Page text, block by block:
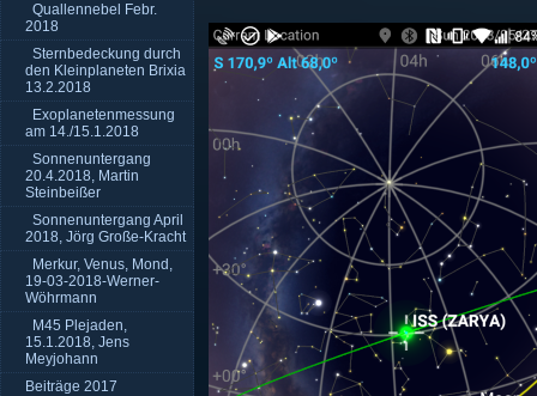
Quallennebel Febr.
2018
Sternbedeckung durch
den Kleinplaneten Brixia
13.2.2018
Exoplanetenmessung
am 14./15.1.2018
Sonnenuntergang
20.4.2018, Martin
Steinbeißer
Sonnenuntergang April
2018, Jörg Große-Kracht
Merkur, Venus, Mond,
19-03-2018-Werner-
Wöhrmann
M45 Plejaden,
15.1.2018, Jens
Meyjohann
Beiträge 2017